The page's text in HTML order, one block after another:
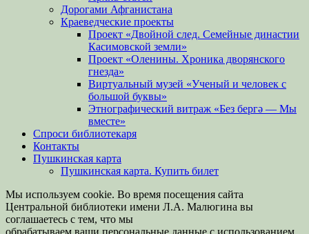
Дорогами Афганистана
Краеведческие проекты
Проект «Двойной след. Семейные династии
Касимовской земли»
Проект «Оленины. Хроника дворянского
гнезда»
Виртуальный музей «Ученый и человек с
большой буквы»
Этнографический витраж «Без бергə — Мы
вместе»
Спроси библиотекаря
Контакты
Пушкинская карта
Пушкинская карта. Купить билет
Мы используем cookie. Во время посещения сайта
Центральной библиотеки имени Л.А. Малюгина вы
соглашаетесь с тем, что мы